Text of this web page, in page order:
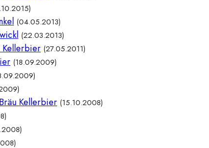
(04.05.2013)
(22.03.2013)
(27.05.2011)
(18.09.2009)
Kellerbier (15.10.2008)